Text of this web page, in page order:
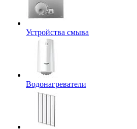
Устройства смыва
Водонагреватели